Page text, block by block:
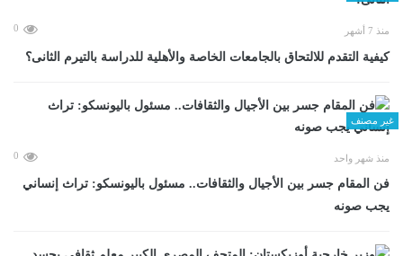
منذ 7 أشهر 0
كيفية التقدم للالتحاق بالجامعات الخاصة والأهلية للدراسة بالتيرم الثانى؟
غير مصنف
منذ شهر واحد 0
فن المقام جسر بين الأجيال والثقافات.. مسئول باليونسكو: تراث إنساني
يجب صونه